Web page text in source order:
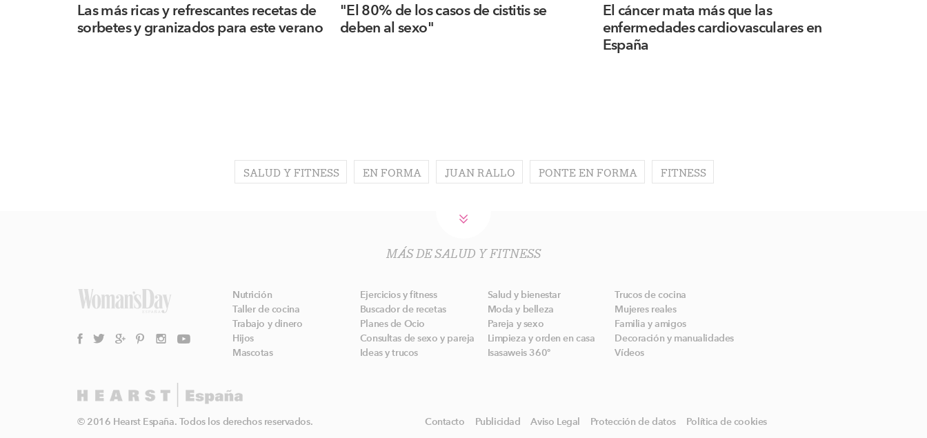
Las más ricas y refrescantes recetas de
sorbetes y granizados para este verano
"El 80% de los casos de cistitis se
deben al sexo"
El cáncer mata más que las
enfermedades cardiovasculares en
España
SALUD Y FITNESS EN FORMA JUAN RALLO PONTE EN FORMA FITNESS
MÁS DE SALUD Y FITNESS
Nutrición Ejercicios y fitness Salud y bienestar
Trucos de cocina
Taller de cocina
Buscador de recetas Moda y belleza
Mujeres reales
Trabajo y dinero
Planes de Ocio Pareja y sexo
Familia y amigos
Hijos
Consultas de sexo y pareja Limpieza y orden en casa
Decoración y manualidades
Mascotas
Ideas y trucos Isasaweis 360º Vídeos
© 2016 Hearst España. Todos los derechos reservados. Contacto Publicidad Aviso Legal Protección de datos Política de cookies